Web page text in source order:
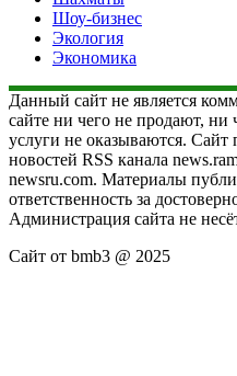
Шоу-бизнес
Экология
Экономика
Данный сайт не является
сайте ни чего не продают, ни
услуги не оказываются. Сайт
новостей RSS канала
newsru.com. Материалы
ответственность за
Администрация сайта не
Сайт от bmb3 @ 2025